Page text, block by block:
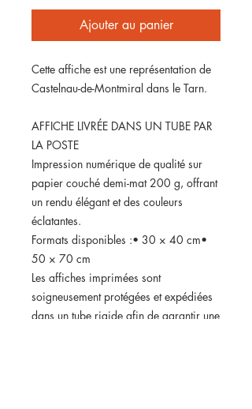
Ajouter au panier
Cette affiche est une représentation de
Castelnau-de-Montmiral dans le Tarn.
AFFICHE LIVRÉE DANS UN TUBE PAR
LA POSTE
Impression numérique de qualité sur
papier couché demi-mat 200 g, offrant
un rendu élégant et des couleurs
éclatantes.
Formats disponibles :• 30 × 40 cm•
50 × 70 cm
Les affiches imprimées sont
soigneusement protégées et expédiées
dans un tube rigide afin de garantir une